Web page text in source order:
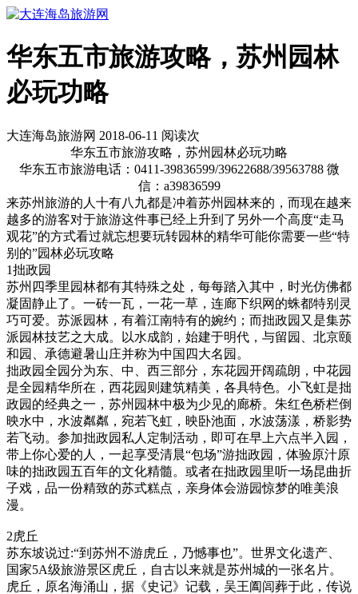
华东五市旅游攻略，苏州园林
必玩功略
大连海岛旅游网 2018-06-11 阅读次
华东五市旅游攻略，苏州园林必玩功略
华东五市旅游电话：0411-39836599/39622688/39563788 微
信：a39836599
来苏州旅游的人十有八九都是冲着苏州园林来的，而现在越来
越多的游客对于旅游这件事已经上升到了另外一个高度“走马
观花”的方式看过就忘想要玩转园林的精华可能你需要一些“特
别的”园林必玩攻略
1拙政园
苏州四季里园林都有其特殊之处，每每踏入其中，时光仿佛都
凝固静止了。一砖一瓦，一花一草，连廊下织网的蛛都特别灵
巧可爱。苏派园林，有着江南特有的婉约；而拙政园又是集苏
派园林技艺之大成。以水成韵，始建于明代，与留园、北京颐
和园、承德避暑山庄并称为中国四大名园。
拙政园全园分为东、中、西三部分，东花园开阔疏朗，中花园
是全园精华所在，西花园则建筑精美，各具特色。小飞虹是拙
政园的经典之一，苏州园林中极为少见的廊桥。朱红色桥栏倒
映水中，水波粼粼，宛若飞虹，映卧池面，水波荡漾，桥影势
若飞动。参加拙政园私人定制活动，即可在早上六点半入园，
带上你心爱的人，一起享受清晨“包场”游拙政园，体验原汁原
味的拙政园五百年的文化精髓。或者在拙政园里听一场昆曲折
子戏，品一份精致的苏式糕点，亲身体会游园惊梦的唯美浪
漫。
2虎丘
苏东坡说过:“到苏州不游虎丘，乃憾事也”。世界文化遗产、
国家5A级旅游景区虎丘，自古以来就是苏州城的一张名片。
虎丘，原名海涌山，据《史记》记载，吴王阖闾葬于此，传说